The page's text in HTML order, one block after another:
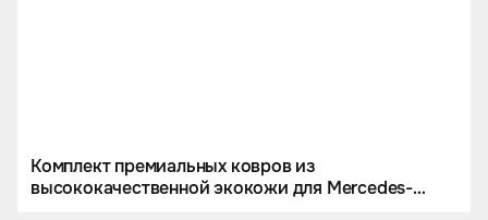
Комплект премиальных ковров из
высококачественной экокожи для Mercedes-